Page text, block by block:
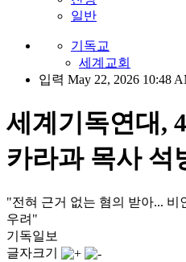
일반
기독교
세계교회
입력 May 22, 2026 10:48
세계기독연대,
카라과 목사 석
"전혀 근거 없는 혐의 받아... 비
우려"
기독일보
글자크기